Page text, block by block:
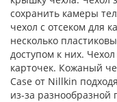
сохранить камеры
чехол с отсеком для
несколько
доступом к них.
карточек. Кожаный
Case от Nillkin
из-за разнообразной